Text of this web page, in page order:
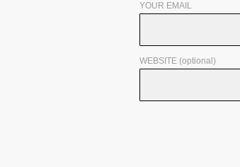
YOUR EMAIL
WEBSITE (optional)